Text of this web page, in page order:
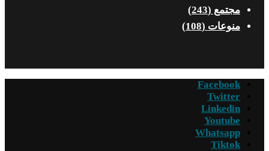
مجتمع (243)
منوعات (108)
Facebook
Twitter
Linkedin
Youtube
Whatsapp
Tiktok